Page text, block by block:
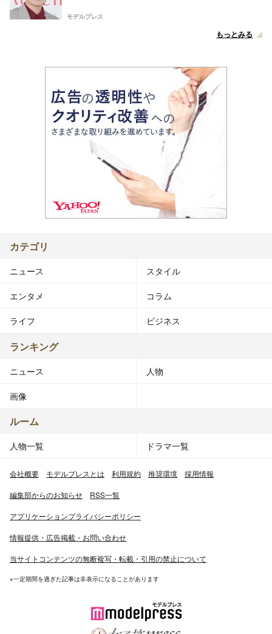
モデルプレス
もっとみる
カテゴリ
ニュース スタイル
エンタメ コラム
ライフ ビジネス
ランキング
ニュース 人物
画像
ルーム
人物一覧 ドラマ一覧
会社概要 モデルプレスとは 利用規約 推奨環境 採用情報
編集部からのお知らせ RSS一覧
アプリケーションプライバシーポリシー
情報提供・広告掲載・お問い合わせ
当サイトコンテンツの無断複写・転載・引用の禁止について
※一定期間を過ぎた記事は非表示になることがあります